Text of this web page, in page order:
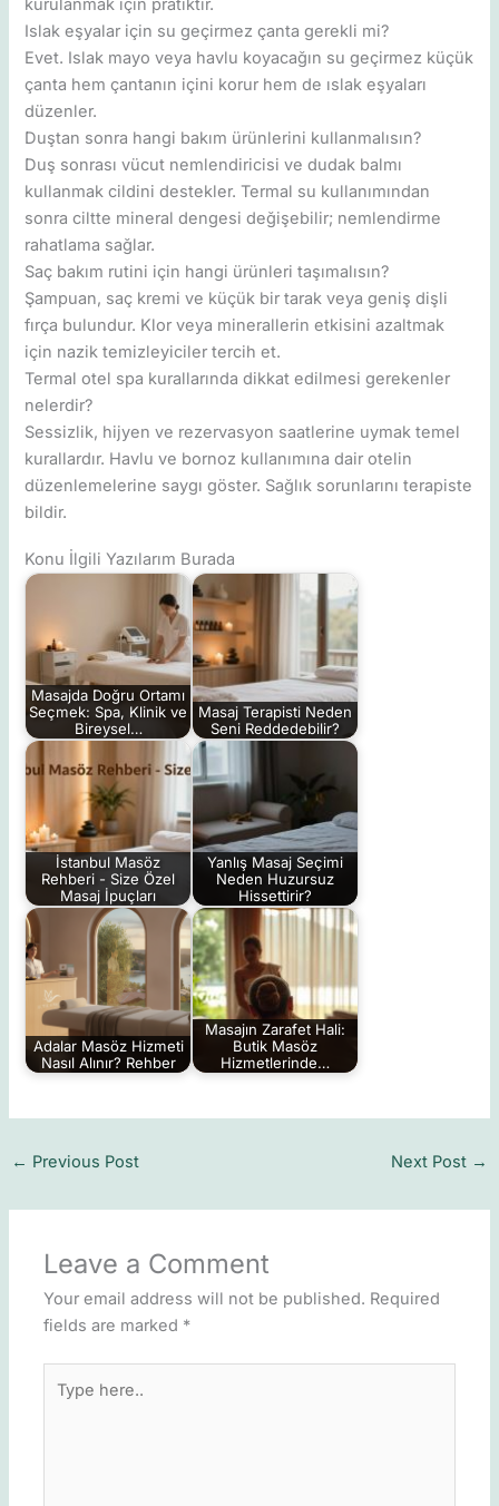
kurulanmak için pratiktir.
Islak eşyalar için su geçirmez çanta gerekli mi?
Evet. Islak mayo veya havlu koyacağın su geçirmez küçük
çanta hem çantanın içini korur hem de ıslak eşyaları
düzenler.
Duştan sonra hangi bakım ürünlerini kullanmalısın?
Duş sonrası vücut nemlendiricisi ve dudak balmı
kullanmak cildini destekler. Termal su kullanımından
sonra ciltte mineral dengesi değişebilir; nemlendirme
rahatlama sağlar.
Saç bakım rutini için hangi ürünleri taşımalısın?
Şampuan, saç kremi ve küçük bir tarak veya geniş dişli
fırça bulundur. Klor veya minerallerin etkisini azaltmak
için nazik temizleyiciler tercih et.
Termal otel spa kurallarında dikkat edilmesi gerekenler
nelerdir?
Sessizlik, hijyen ve rezervasyon saatlerine uymak temel
kurallardır. Havlu ve bornoz kullanımına dair otelin
düzenlemelerine saygı göster. Sağlık sorunlarını terapiste
bildir.
Konu İlgili Yazılarım Burada
Masajda Doğru Ortamı
Seçmek: Spa, Klinik ve
Bireysel…
Masaj Terapisti Neden
Seni Reddedebilir?
İstanbul Masöz
Rehberi - Size Özel
Masaj İpuçları
Yanlış Masaj Seçimi
Neden Huzursuz
Hissettirir?
Adalar Masöz Hizmeti
Nasıl Alınır? Rehber
Masajın Zarafet Hali:
Butik Masöz
Hizmetlerinde…
← Previous Post Next Post →
Leave a Comment
Your email address will not be published. Required
fields are marked *
here..